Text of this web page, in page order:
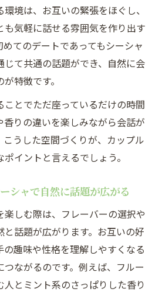
境は、お互いの緊張をほぐし、
も気軽に話せる雰囲気を作り出す
てのデートであってもシーシャ
じて共通の話題ができ、自然に会
特徴です。
ことでただ座っているだけの時間
香りの違いを楽しみながら会話が
うした空間づくりが、カップル
イントと言えるでしょう。
シャで自然に話題が広がる
楽しむ際は、フレーバーの選択や
話題が広がります。お互いの好
趣味や性格を理解しやすくなる
ながるのです。例えば、フルー
とミント系のさっぱりした香り